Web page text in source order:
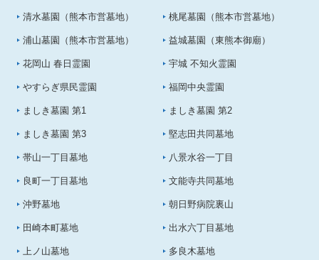
清水墓園（熊本市営墓地） 桃尾墓園（熊本市営墓地）
浦山墓園（熊本市営墓地） 益城墓園（東熊本御廟）
花岡山 春日霊園 宇城 不知火霊園
やすらぎ県民霊園 福岡中央霊園
ましき墓園 第1 ましき墓園 第2
ましき墓園 第3 堅志田共同墓地
帯山一丁目墓地 八景水谷一丁目
良町一丁目墓地 文能寺共同墓地
沖野墓地 朝日野病院裏山
田崎本町墓地 出水六丁目墓地
上ノ山墓地 多良木墓地